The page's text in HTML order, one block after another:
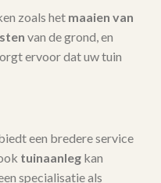
zoals het maaien van
van de grond, en
ervoor dat uw tuin
een bredere service
tuinaanleg kan
specialisatie als